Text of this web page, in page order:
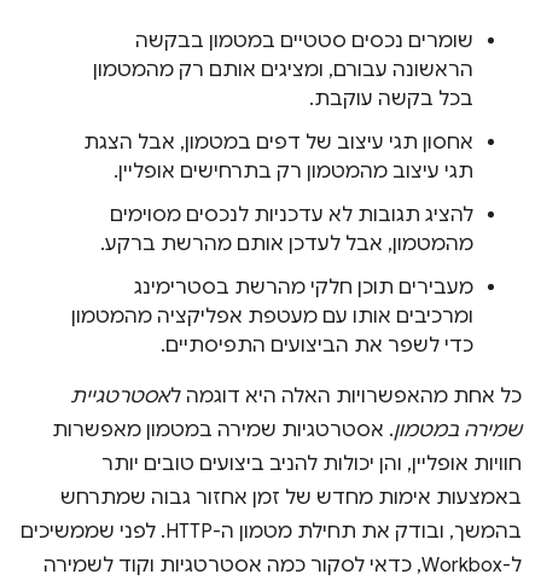
שומרים נכסים סטטיים במטמון בבקשה
הראשונה עבורם, ומציגים אותם רק מהמטמון
בכל בקשה עוקבת.
אחסון תגי עיצוב של דפים במטמון, אבל הצגת
תגי עיצוב מהמטמון רק בתרחישים אופליין.
להציג תגובות לא עדכניות לנכסים מסוימים
מהמטמון, אבל לעדכן אותם מהרשת ברקע.
מעבירים תוכן חלקי מהרשת בסטרימינג
ומרכיבים אותו עם מעטפת אפליקציה מהמטמון
כדי לשפר את הביצועים התפיסתיים.
כל אחת מהאפשרויות האלה היא דוגמה לאסטרטגיית
שמירה במטמון. אסטרטגיות שמירה במטמון מאפשרות
חוויות אופליין, והן יכולות להניב ביצועים טובים יותר
באמצעות אימות מחדש של זמן אחזור גבוה שמתרחש
בהמשך, ובודק את תחילת מטמון ה-HTTP. לפני שממשיכים
ל-Workbox, כדאי לסקור כמה אסטרטגיות וקוד לשמירה